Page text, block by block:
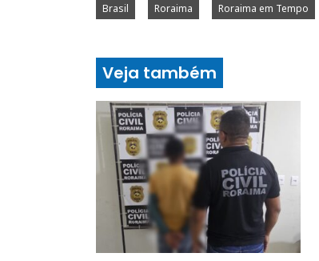
Brasil Roraima Roraima em Tempo
Veja também